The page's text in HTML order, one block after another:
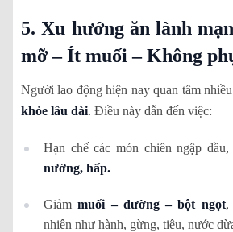
5. Xu hướng ăn lành
mỡ – Ít muối – Không
Người lao động hiện nay quan tâm
khỏe lâu dài. Điều này dẫn đến việc:
Hạn chế các món chiên ngập
nướng, hấp.
Giảmmuối – đường – bột ngọt,
nhiên như hành, gừng, tiêu, nước